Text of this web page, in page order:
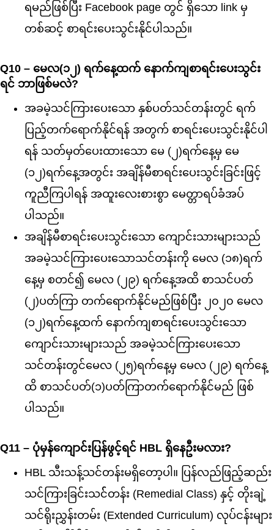
ရမည်ဖြစ်ပြီး Facebook page တွင် ရှိသော link မှ
တစ်ဆင့် စာရင်းပေးသွင်းနိုင်ပါသည်။
Q10 – မေလ(၁၂) ရက်နေ့ထက် နောက်ကျစာရင်းပေးသွင်း
ရင် ဘာဖြစ်မလဲ?
အခမဲ့သင်ကြားပေးသော နှစ်ပတ်သင်တန်းတွင် ရက်
ပြည့်တက်‌ရောက်နိုင်ရန် အတွက် စာရင်းပေးသွင်းနိုင်ပါ
ရန် သတ်မှတ်ပေးထားသော မေ (၂)ရက်နေ့မှ မေ
(၁၂)ရက်နေ့အတွင်း အချိန်မီစာရင်းပေးသွင်းခြင်းဖြင့်
ကူညီကြပါရန် အထူးလေးစားစွာ မေတ္တာရပ်ခံအပ်
ပါသည်။
အချိန်မီစာရင်းပေးသွင်းသော ကျောင်းသားများသည်
အခမဲ့သင်ကြားပေးသောသင်တန်းကို မေလ (၁၈)ရက်
နေ့မှ စတင်၍ မေလ (၂၉) ရက်နေ့အထိ စာသင်ပတ်
(၂)ပတ်ကြာ တက်ရောက်နိုင်မည်ဖြစ်ပြီး ၂၀၂၀ မေလ
(၁၂)ရက်နေ့ထက် နောက်ကျစာရင်းပေးသွင်းသော
ကျောင်းသားများသည် အခမဲ့သင်ကြားပေးသော
သင်တန်းတွင်မေလ (၂၅)ရက်နေ့မှ မေလ (၂၉) ရက်နေ့
ထိ စာသင်ပတ်(၁)ပတ်ကြာတက်ရောက်နိုင်မည် ဖြစ်
ပါသည်။
Q11 – ပုံမှန်ကျောင်းပြန်ဖွင့်ရင် HBL ရှိနေဦးမလား?
HBL သီးသန့်သင်တန်းမရှိတော့ပါ။ ပြန်လည်ဖြည့်ဆည်း
သင်ကြားခြင်းသင််တန်း (Remedial Class) နှင့် တိုးချဲ့
သင်ရိုးညွှန်းတမ်း (Extended Curriculum) လုပ်ငန်းများ